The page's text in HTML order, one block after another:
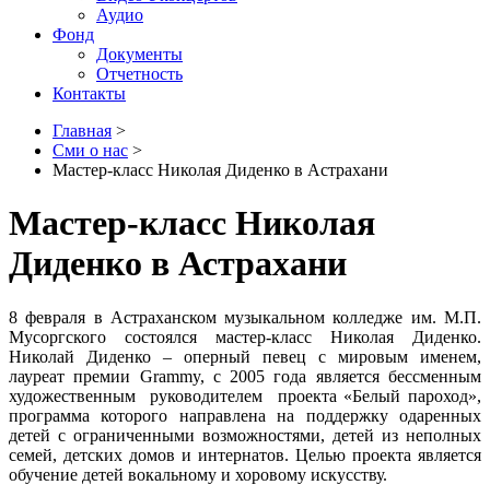
Аудио
Фонд
Документы
Отчетность
Контакты
Главная >
Сми о нас >
Мастер-класс Николая Диденко в Астрахани
Мастер-класс Николая
Диденко в Астрахани
8 февраля в Астраханском музыкальном колледже им. М.П.
Мусоргского состоялся мастер-класс Николая Диденко.
Николай Диденко – оперный певец с мировым именем,
лауреат премии Grammy, с 2005 года является бессменным
художественным руководителем проекта «Белый пароход»,
программа которого направлена на поддержку одаренных
детей с ограниченными возможностями, детей из неполных
семей, детских домов и интернатов. Целью проекта является
обучение детей вокальному и хоровому искусству.